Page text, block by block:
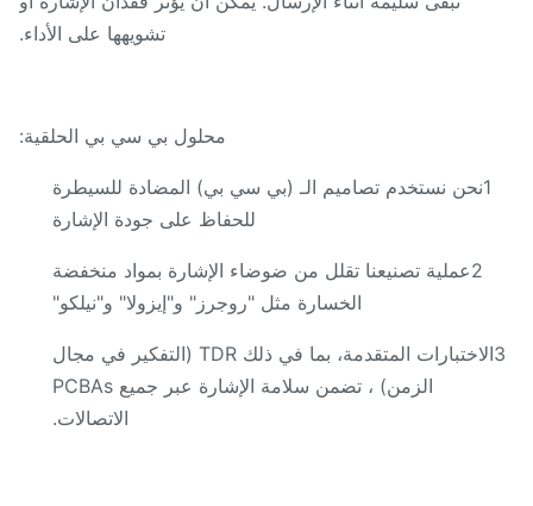
تشويهها على الأداء.
محلول بي سي بي الحلقية:
1نحن نستخدم تصاميم الـ (بي سي بي) المضادة للسيطرة
للحفاظ على جودة الإشارة
2عملية تصنيعنا تقلل من ضوضاء الإشارة بمواد منخفضة
الخسارة مثل "روجرز" و"إيزولا" و"نيلكو"
3الاختبارات المتقدمة، بما في ذلك TDR (التفكير في مجال
الزمن) ، تضمن سلامة الإشارة عبر جميع PCBAs
الاتصالات.